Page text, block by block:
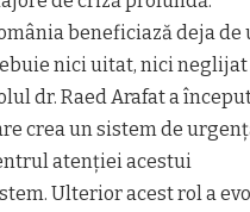
beneficiază deja de
nici uitat, nici neglijat
dr. Raed Arafat a
crea un sistem de
atenției acestui
Ulterior acest rol a